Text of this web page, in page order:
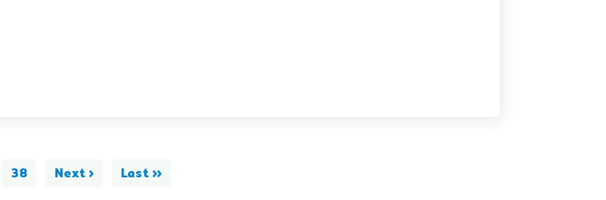
38 Next › Last ››